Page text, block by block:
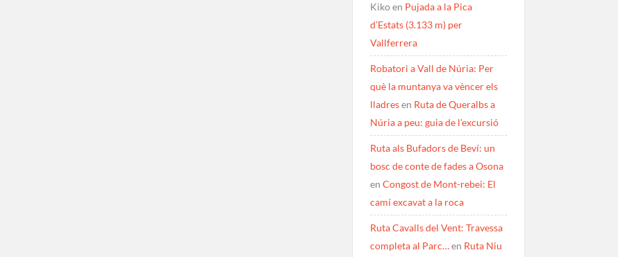
Kikoen Pujada a la Pica
d’Estats (3.133 m) per
Vallferrera
Robatori a Vall de Núria: Per
què la muntanya va vèncer els
lladresen Ruta de Queralbs a
Núria a peu: guia de l’excursió
Ruta als Bufadors de Beví: un
bosc de conte de fades a Osona
en Congost de Mont-rebei: El
camí excavat a la roca
Ruta Cavalls del Vent: Travessa
completa al Parc…en Ruta Niu